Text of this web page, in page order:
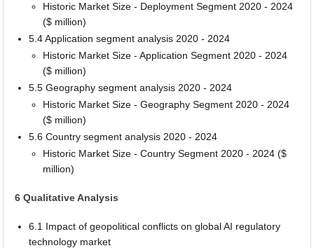
Historic Market Size - Deployment Segment 2020 - 2024
($ million)
5.4 Application segment analysis 2020 - 2024
Historic Market Size - Application Segment 2020 - 2024
($ million)
5.5 Geography segment analysis 2020 - 2024
Historic Market Size - Geography Segment 2020 - 2024
($ million)
5.6 Country segment analysis 2020 - 2024
Historic Market Size - Country Segment 2020 - 2024 ($
million)
6 Qualitative Analysis
6.1 Impact of geopolitical conflicts on global AI regulatory
technology market